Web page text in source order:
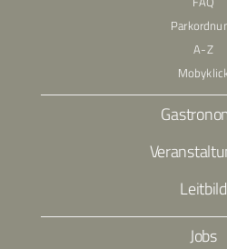
A-Z
Leitbild
Jobs